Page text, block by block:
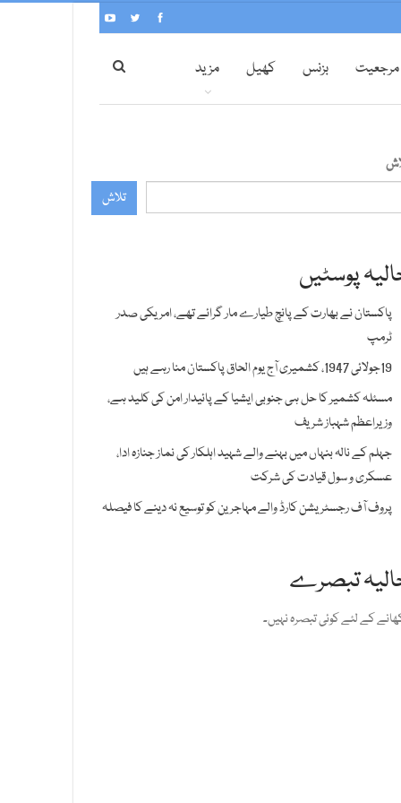
مرجعیت بزنس کھیل مزید
تلاش
پوسٹیں
پاکستان نے بھارت کے پانچ طیارے مار گرائے تھے، امریکی صدر
ٹرمپ
19جولائی 1947، کشمیری آج یوم الحاق پاکستان منا رہے ہیں
مسئلہ کشمیر کا حل ہی جنوبی ایشیا کے پائیدار امن کی کلید ہے،
وزیراعظم شہباز شریف
جہلم کے نالہ بنہاں میں بہنے والے شہید اہلکار کی نماز جنازہ ادا،
عسکری و سول قیادت کی شرکت
پروف آف رجسٹریشن کارڈ والے مہاجرین کو توسیع نہ دینے کا فیصلہ
تبصرے
کے لئے کوئی تبصرہ نہیں۔